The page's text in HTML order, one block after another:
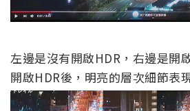
左邊是沒有開啟HDR，右邊是開
開啟HDR後，明亮的層次細節表